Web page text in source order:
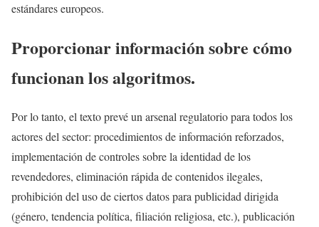
estándares europeos.
Proporcionar información sobre cómo
funcionan los algoritmos.
Por lo tanto, el texto prevé un arsenal regulatorio para todos los
actores del sector: procedimientos de información reforzados,
implementación de controles sobre la identidad de los
revendedores, eliminación rápida de contenidos ilegales,
prohibición del uso de ciertos datos para publicidad dirigida
(género, tendencia política, filiación religiosa, etc.), publicación